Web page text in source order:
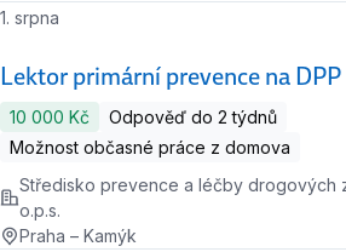
Lektor primární prevence na DPP
1. srpna
10 000 Kč
Odpověď do 2 týdnů
Možnost občasné práce z domova
Středisko prevence a léčby drogových
o.p.s.
Praha – Kamýk